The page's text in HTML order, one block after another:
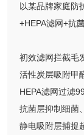
以某品牌家庭防
+HEPA滤网+抗
初效滤网拦截毛
活性炭层吸附甲
HEPA滤网过滤
抗菌层抑制细菌
静电吸附层捕捉